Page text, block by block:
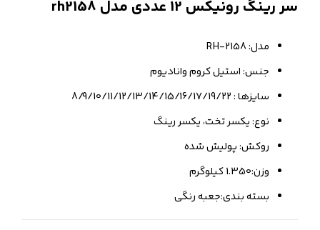
سر رینگ رونیکس 12 عددی مدل rh2158
مدل: RH-2158
جنس: استیل کروم وانادیوم
سایزها : 8/9/10/11/12/13/14/15/16/17/19/22
نوع: یکسر تخت، یکسر رینگ
روکش: پولیش شده
وزن:1.350 کیلوگرم
بسته بندی:جعبه رنگی